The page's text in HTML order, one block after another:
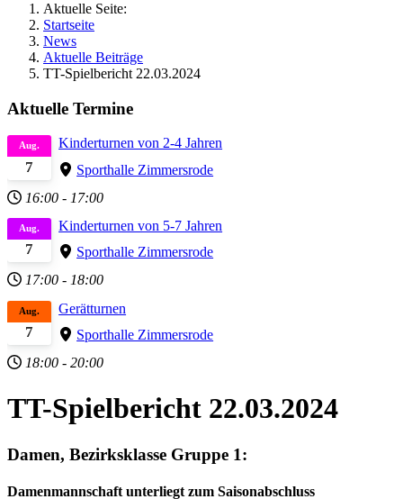
Aktuelle Seite:
Startseite
News
Aktuelle Beiträge
TT-Spielbericht 22.03.2024
Aktuelle Termine
7
Aug.
Kinderturnen von 2-4 Jahren
Sporthalle Zimmersrode
16:00 - 17:00
7
Aug.
Kinderturnen von 5-7 Jahren
Sporthalle Zimmersrode
17:00 - 18:00
7
Aug.
Gerätturnen
Sporthalle Zimmersrode
18:00 - 20:00
TT-Spielbericht 22.03.2024
Damen, Bezirksklasse Gruppe 1:
Damenmannschaft unterliegt zum Saisonabschluss